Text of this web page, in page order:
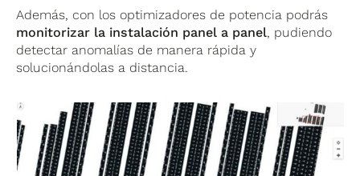
Además, con los optimizadores de potencia podrás
monitorizar la instalación panel a panel, pudiendo
detectar anomalías de manera rápida y
solucionándolas a distancia.